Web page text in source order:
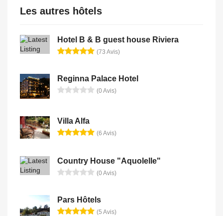
Les autres hôtels
Hotel B & B guest house Riviera
(73 Avis)
Reginna Palace Hotel
(0 Avis)
Villa Alfa
(6 Avis)
Country House "Aquolelle"
(0 Avis)
Pars Hôtels
(5 Avis)